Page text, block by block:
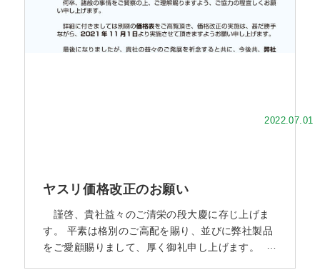
2022.07.01
ヤスリ価格改正のお願い
謹啓、貴社益々のご清栄の段大慶に存じ上げま
す。 平素は格別のご高配を賜り、並びに弊社製品
をご愛顧賜りまして、厚く御礼申し上げます。